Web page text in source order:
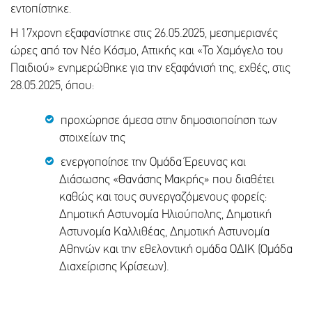
εντοπίστηκε.
Η 17χρονη εξαφανίστηκε στις 26.05.2025, μεσημεριανές
ώρες από τον Νέο Κόσμο, Αττικής και «Το Χαμόγελο του
Παιδιού» ενημερώθηκε για την εξαφάνισή της, εχθές, στις
28.05.2025, όπου:
προχώρησε άμεσα στην δημοσιοποίηση των
στοιχείων της
ενεργοποίησε την Ομάδα Έρευνας και
Διάσωσης «Θανάσης Μακρής» που διαθέτει
καθώς και τους συνεργαζόμενους φορείς:
Δημοτική Αστυνομία Ηλιούπολης, Δημοτική
Αστυνομία Καλλιθέας, Δημοτική Αστυνομία
Αθηνών και την εθελοντική ομάδα ΟΔΙΚ (Ομάδα
Διαχείρισης Κρίσεων).